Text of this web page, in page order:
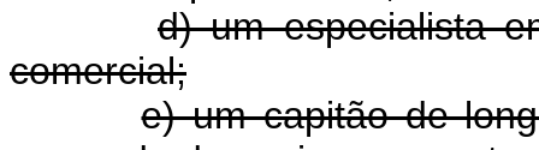
d) um especialista
comercial;
e) um capitão de